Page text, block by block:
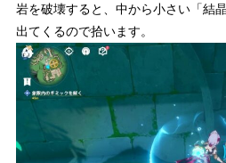
岩を破壊すると、中から小さい「結
出てくるので拾います。